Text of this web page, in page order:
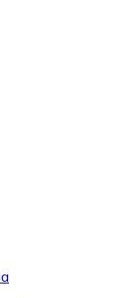
en tu tienda más